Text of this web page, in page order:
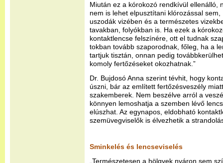
Miután ez a kórokozó rendkívül ellenálló,
nem is lehet elpusztítani klórozással
uszodák vizében és a természetes
tavakban, folyókban is. Ha ezek a
kontaktlencse felszínére, ott el tudnak
tokban tovább szaporodnak, főleg, ha a
tartjuk tisztán, onnan pedig
komoly fertőzéseket okozhatnak.”
Dr. Bujdosó Anna szerint tévhit, hogy
úszni, bár az említett fertőzésveszély
szakemberek. Nem beszélve arról a
könnyen lemoshatja a szemben lévő
elúszhat. Az egynapos, eldobható
szemüvegviselők is élvezhetik a
Sminkelés és lencseviselés
„Természetesen a hölgyek nyáron sem